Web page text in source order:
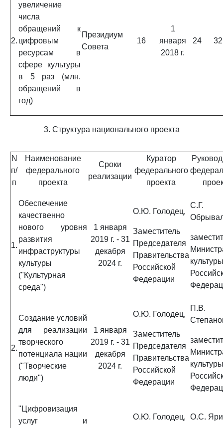
2.
увеличение
числа
обращений к
цифровым
ресурсам в
сфере культуры
в 5 раз (млн.
обращений в
год)
Президиум
Совета
16
1
января
2018 г.
24 32
3. Структура национального проекта
N
п/
п
Наименование
федерального
проекта
Сроки
реализации
Куратор
федерального
проекта
1.
Обеспечение
качественно
нового уровня
развития
инфраструктуры
культуры
("Культурная
среда")
1 января
2019 г. - 31
декабря
2024 г.
О.Ю. Голодец,
Заместитель
Председателя
Правительства
Российской
Федерации
С.Г.
культуры
2.
Создание условий
для реализации
творческого
потенциала нации
("Творческие
люди")
1 января
2019 г. - 31
декабря
2024 г.
О.Ю. Голодец,
Заместитель
Председателя
Правительства
Российской
Федерации
П.В.
культуры
"Цифровизация
услуг и
О.Ю. Голодец, О.С.